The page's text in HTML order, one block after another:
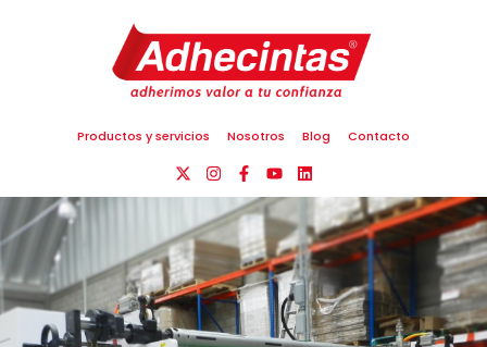
Productos y servicios Nosotros Blog Contacto